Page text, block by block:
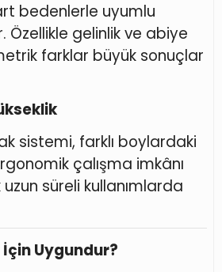
bedenlerle uyumlu
Özellikle gelinlik ve abiye
farklar büyük sonuçlar
sistemi, farklı boylardaki
çalışma imkânı
süreli kullanımlarda
Uygundur?